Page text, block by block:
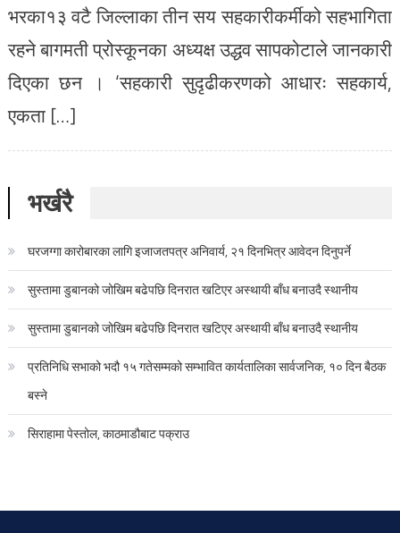
भरका१३ वटै जिल्लाका तीन सय सहकारीकर्मीको सहभागिता
रहने बागमती प्रोस्कूनका अध्यक्ष उद्धव सापकोटाले जानकारी
दिएका छन । ‘सहकारी सुदृढीकरणको आधारः सहकार्य,
एकता […]
भर्खरै
घरजग्गा कारोबारका लागि इजाजतपत्र अनिवार्य, २१ दिनभित्र आवेदन दिनुपर्ने
सुस्तामा डुबानको जोखिम बढेपछि दिनरात खटिएर अस्थायी बाँध बनाउदै स्थानीय
सुस्तामा डुबानको जोखिम बढेपछि दिनरात खटिएर अस्थायी बाँध बनाउदै स्थानीय
प्रतिनिधि सभाको भदौ १५ गतेसम्मको सम्भावित कार्यतालिका सार्वजनिक, १० दिन बैठक
बस्ने
सिराहामा पेस्तोल, काठमाडौबाट पक्राउ